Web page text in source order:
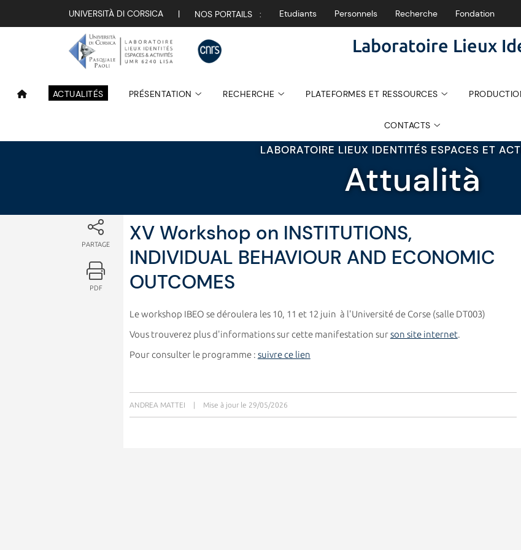
UNIVERSITÀ DI CORSICA | NOS PORTAILS : Etudiants Personnels Recherche Fondation
Laboratoire Lieux
ACTUALITÉS PRÉSENTATION RECHERCHE PLATEFORMES ET RESSOURCES
CONTACTS
LABORATOIRE LIEUX IDENTITÉS ESPACES ET
Attualità
PARTAGE
PDF
XV Workshop on INSTITUTIONS,
INDIVIDUAL BEHAVIOUR AND ECONOMIC
OUTCOMES
Le workshop IBEO se déroulera les 10, 11 et 12 juin à l'Université de Corse (salle DT003)
Vous trouverez plus d'informations sur cette manifestation surson site internet.
Pour consulter le programme : suivre ce lien
ANDREA MATTEI | Mise à jour le 29/05/2026